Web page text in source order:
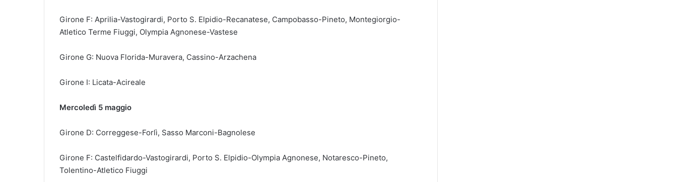
Girone F: Aprilia-Vastogirardi, Porto S. Elpidio-Recanatese, Campobasso-Pineto, Montegiorgio-
Atletico Terme Fiuggi, Olympia Agnonese-Vastese
Girone G: Nuova Florida-Muravera, Cassino-Arzachena
Girone I: Licata-Acireale
Mercoledì 5 maggio
Girone D: Correggese-Forlì, Sasso Marconi-Bagnolese
Girone F: Castelfidardo-Vastogirardi, Porto S. Elpidio-Olympia Agnonese, Notaresco-Pineto,
Tolentino-Atletico Fiuggi